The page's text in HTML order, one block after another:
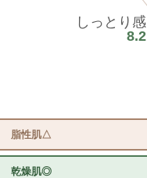
しっとり感
8.2
脂性肌△
乾燥肌◎